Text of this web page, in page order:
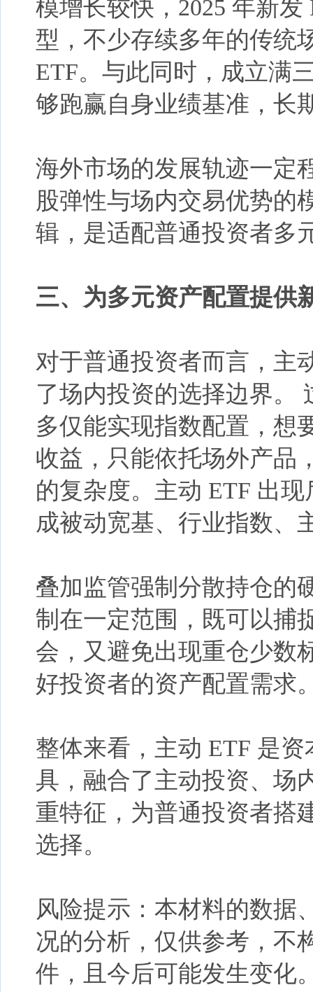
模增长较快，2025 年新
型，不少存续多年的传统
ETF。与此同时，成立满
够跑赢自身业绩基准，长
海外市场的发展轨迹一定
股弹性与场内交易优势的
辑，是适配普通投资者多
三、 为多元资产配置提供
对于普通投资者而言，主
了场内投资的选择边界。
多仅能实现指数配置，想
收益，只能依托场外产品
的复杂度。主动 ETF 出
成被动宽基、行业指数、
叠加监管强制分散持仓的
制在一定范围，既可以捕
会，又避免出现重仓少数
好投资者的资产配置需求
整体来看，主动 ETF 是
具，融合了主动投资、场
重特征，为普通投资者搭
选择。
风险提示：本材料的数据
况的分析，仅供参考，不
件，且今后可能发生变化